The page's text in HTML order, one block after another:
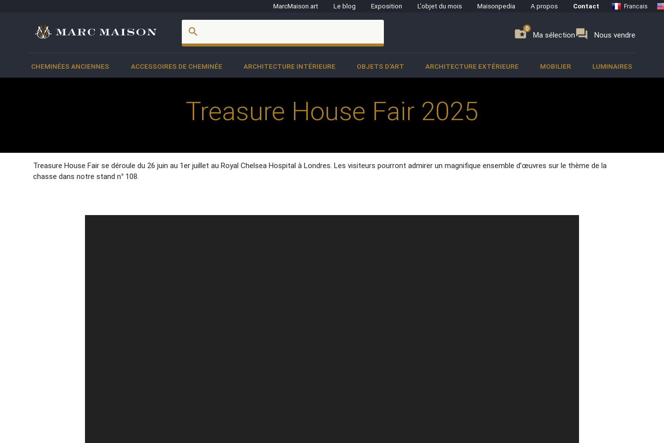
MarcMaison.art Le blog Exposition L'objet du mois Maisonpedia A propos Contact Francais
search folder_special Ma sélection
0 forum Nous vendre
0
CHEMINÉES ANCIENNES ACCESSOIRES DE CHEMINÉE ARCHITECTURE INTÉRIEURE OBJETS D'ART ARCHITECTURE EXTÉRIEURE MOBILIER LUMINAIRES
Treasure House Fair 2025
Treasure House Fair se déroule du 26 juin au 1er juillet au Royal Chelsea Hospital à Londres. Les visiteurs pourront admirer un magnifique ensemble d’œuvres sur le thème de la
chasse dans notre stand n° 108.